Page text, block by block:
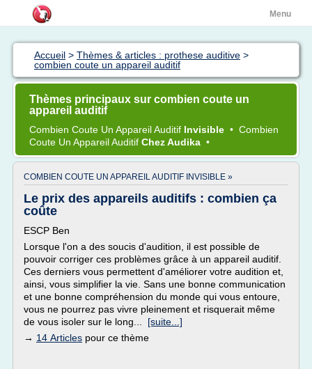
Menu
Accueil > Thèmes & articles : prothese auditive >
combien coute un appareil auditif
Thèmes principaux sur combien coute un
appareil auditif
Combien Coute Un Appareil Auditif Invisible • Combien
Coute Un Appareil Auditif Chez Audika •
COMBIEN COUTE UN APPAREIL AUDITIF INVISIBLE »
Le prix des appareils auditifs : combien ça
coûte
ESCP Ben
Lorsque l'on a des soucis d'audition, il est possible de
pouvoir corriger ces problèmes grâce à un appareil auditif.
Ces derniers vous permettent d'améliorer votre audition et,
ainsi, vous simplifier la vie. Sans une bonne communication
et une bonne compréhension du monde qui vous entoure,
vous ne pourrez pas vivre pleinement et risquerait même
de vous isoler sur le long... [suite...]
→ 14 Articles pour ce thème